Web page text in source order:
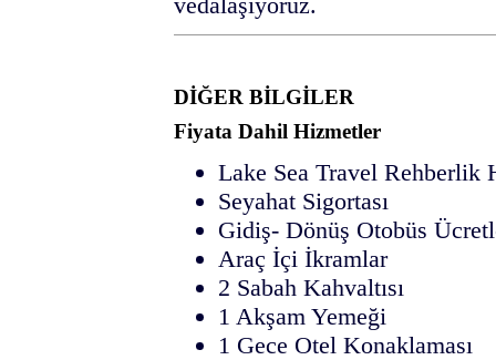
DİĞER BİLGİLER
Fiyata Dahil Hizmetler
Lake Sea Travel Rehberlik
Seyahat Sigortası
Gidiş- Dönüş Otobüs
Araç İçi İkramlar
2 Sabah Kahvaltısı
1 Akşam Yemeği
1 Gece Otel Konaklaması